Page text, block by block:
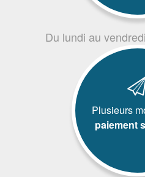
Du lundi au
Plusieurs
paiement